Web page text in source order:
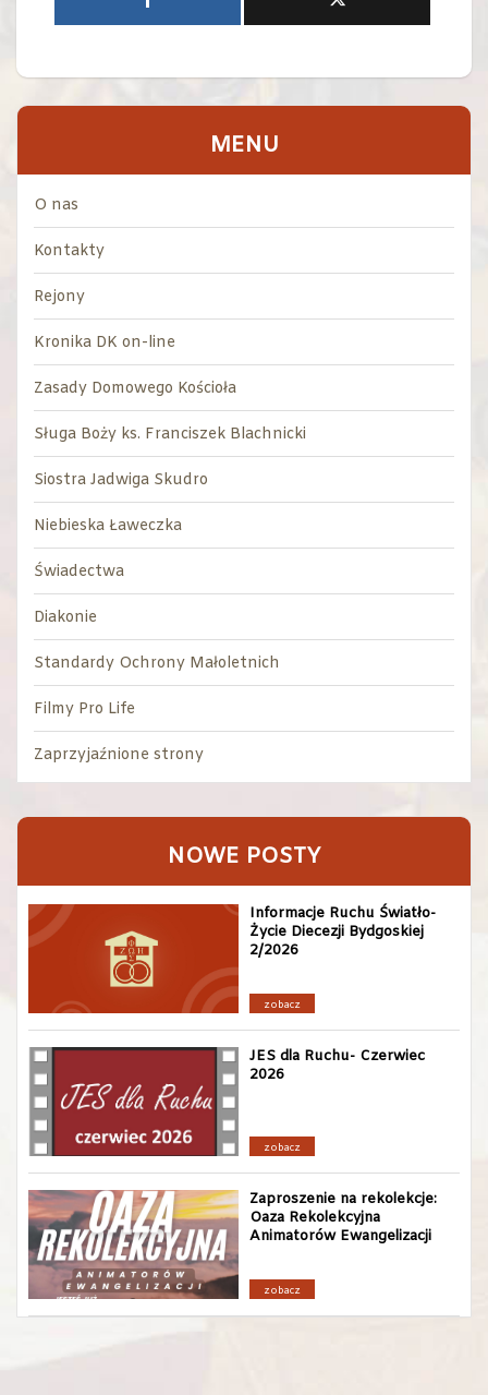
MENU
O nas
Kontakty
Rejony
Kronika DK on-line
Zasady Domowego Kościoła
Sługa Boży ks. Franciszek Blachnicki
Siostra Jadwiga Skudro
Niebieska Ławeczka
Świadectwa
Diakonie
Standardy Ochrony Małoletnich
Filmy Pro Life
Zaprzyjaźnione strony
NOWE POSTY
Informacje Ruchu Światło-
Życie Diecezji Bydgoskiej
2/2026
zobacz
JES dla Ruchu- Czerwiec
2026
zobacz
Zaproszenie na rekolekcje:
Oaza Rekolekcyjna
Animatorów Ewangelizacji
zobacz